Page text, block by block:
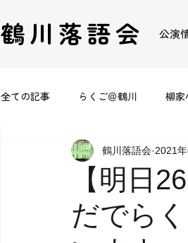
鶴川落語会 公演
全ての記事 らくご＠鶴川 柳家
【明日
だでら
鶴川落語会 2021